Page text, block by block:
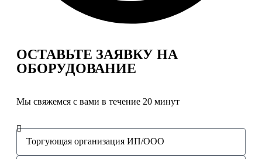
ОСТАВЬТЕ ЗАЯВКУ НА
ОБОРУДОВАНИЕ
Мы свяжемся с вами в течение 20 минут